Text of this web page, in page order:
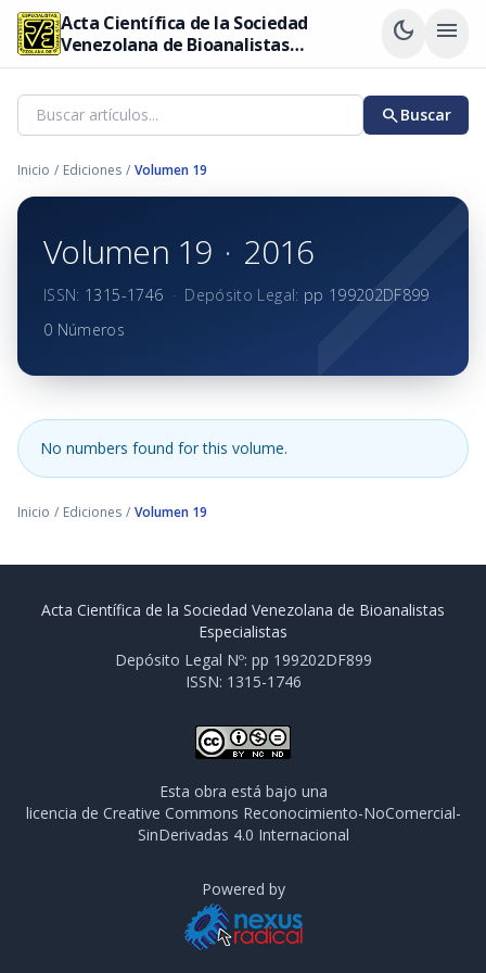
Acta Científica de la Sociedad
Venezolana de Bioanalistas
Especialistas
dark_mode menu
searchBuscar
Inicio / Ediciones / Volumen 19
Volumen 19 · 2016
ISSN: 1315-1746 · Depósito Legal: pp 199202DF899
0 Números
No numbers found for this volume.
Inicio / Ediciones / Volumen 19
Acta Científica de la Sociedad Venezolana de Bioanalistas
Especialistas
Depósito Legal Nº: pp 199202DF899
ISSN: 1315-1746
Esta obra está bajo una
licencia de Creative Commons Reconocimiento-NoComercial-
SinDerivadas 4.0 Internacional
Powered by